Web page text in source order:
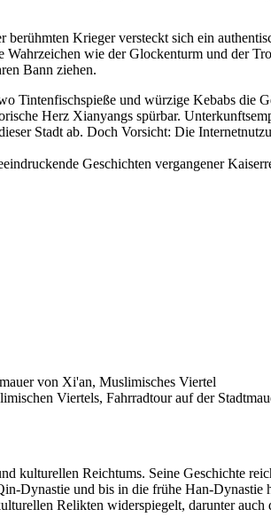
Krieger versteckt sich ein
wie der Glockenturm und der
Bann ziehen.
Tintenfischspieße und würzige Kebabs die
Herz Xianyangs spürbar.
Stadt ab. Doch Vorsicht: Die
Geschichten vergangener
von Xi'an, Muslimisches Viertel
Viertels, Fahrradtour auf der
kulturellen Reichtums. Seine Geschichte
Dynastie und bis in die frühe Han-Dynastie
Relikten widerspiegelt, darunter